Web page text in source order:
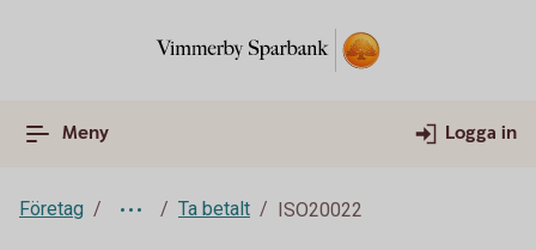
Meny Logga in
Företag Ta betalt ISO20022